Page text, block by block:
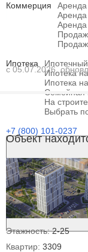
Коммерция
Аренда
Ипотека
Ипотека
Ипотека
Семейная
На
Выбрать
+7 (800) 101-0237
с 05.07.2026,
Объект
Этажность:2-25
Квартир: 3309